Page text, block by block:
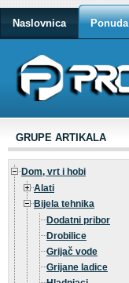
Naslovnica Ponuda
GRUPE ARTIKALA
Dom, vrt i hobi
Alati
Bijela tehnika
Dodatni pribor
Drobilice
Grijač vode
Grijane ladice